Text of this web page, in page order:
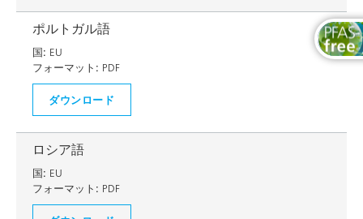
ポルトガル語
国: EU
フォーマット: PDF
ダウンロード
ロシア語
国: EU
フォーマット: PDF